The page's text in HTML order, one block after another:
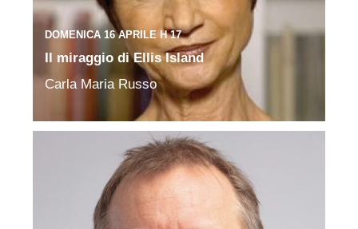
DOMENICA 16 APRILE H 17
Il miraggio di Ellis Island
Carla Maria Russo